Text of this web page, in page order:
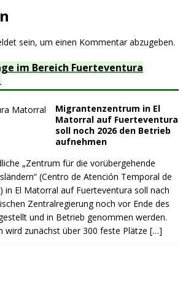
sein, um einen Kommentar abzugeben.
im Bereich Fuerteventura
Migrantenzentrum in El
Matorral auf Fuerteventura
soll noch 2026 den Betrieb
aufnehmen
„Zentrum für die vorübergehende
(Centro de Atención Temporal de
in El Matorral auf Fuerteventura soll nach
Zentralregierung noch vor Ende des
und in Betrieb genommen werden.
wird zunächst über 300 feste Plätze […]